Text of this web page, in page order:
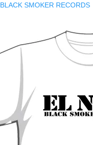
BLACK SMOKER RECORDS